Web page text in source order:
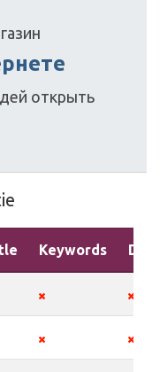
открыть
Keywords